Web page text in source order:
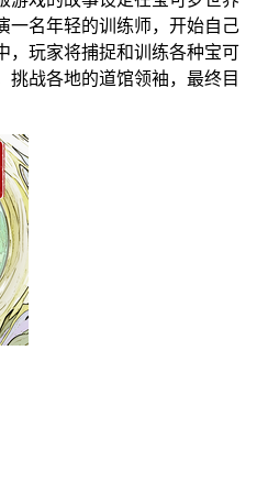
一名年轻的训练师，开始自己
，玩家将捕捉和训练各种宝可
挑战各地的道馆领袖，最终目